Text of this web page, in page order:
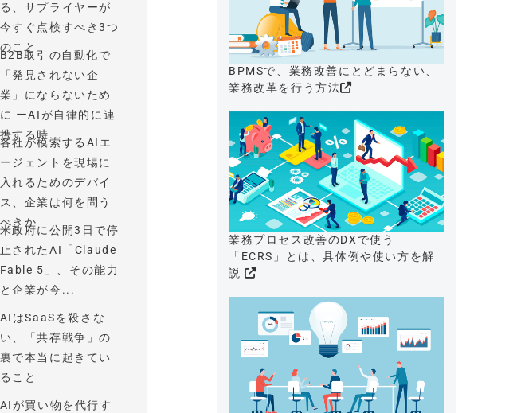
る、サプライヤーが
今すぐ点検すべき3つ
のこと
B2B取引の自動化で
「発見されない企
業」にならないため
に ーAIが自律的に連
携する時...
各社が模索するAIエ
ージェントを現場に
入れるためのデバイ
ス、企業は何を問う
べきか
米政府に公開3日で停
止されたAI「Claude
Fable 5」、その能力
と企業が今...
AIはSaaSを殺さな
い、「共存戦争」の
裏で本当に起きてい
ること
AIが買い物を代行す
BPMSで、業務改善にとどまらない、
業務改革を行う方法
業務プロセス改善のDXで使う
「ECRS」とは、具体例や使い方を解
説